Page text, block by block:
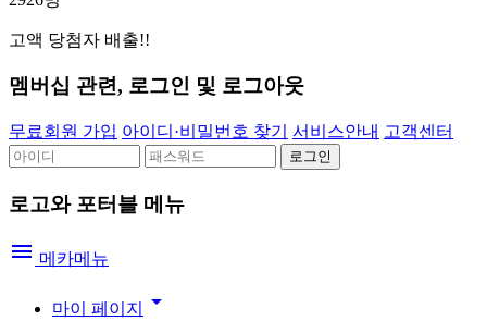
고액 당첨자 배출!!
멤버십 관련, 로그인 및 로그아웃
무료회원 가입 아이디·비밀번호 찾기 서비스안내 고객센터
로고와 포터블 메뉴
menu 메카메뉴
마이 페이지 arrow_drop_down